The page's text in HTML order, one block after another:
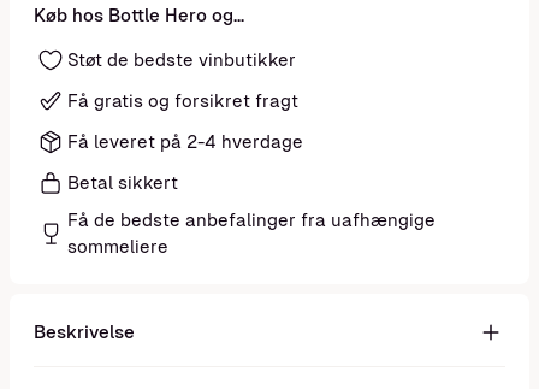
Køb hos Bottle Hero og...
Støt de bedste vinbutikker
Få gratis og forsikret fragt
Få leveret på 2-4 hverdage
Betal sikkert
Få de bedste anbefalinger fra uafhængige
sommeliere
Beskrivelse